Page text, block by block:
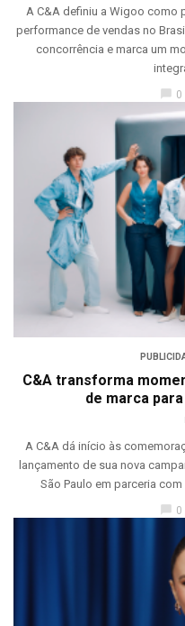
A C&A definiu a Wigoo como
performance de vendas no
concorrência e marca um
0
C&A transforma
de marca
A C&A dá início às
lançamento de sua nova
São Paulo em parceria com
0